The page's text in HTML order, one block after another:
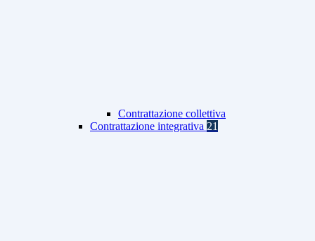
Contrattazione collettiva
Contrattazione integrativa 21